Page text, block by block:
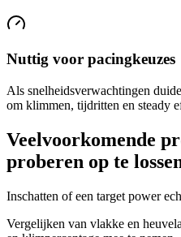
Nuttig voor pacingkeuzes
Als snelheidsverwachtingen
om klimmen, tijdritten en steady
Veelvoorkomende
proberen op te
Inschatten of een target power
Vergelijken van vlakke en